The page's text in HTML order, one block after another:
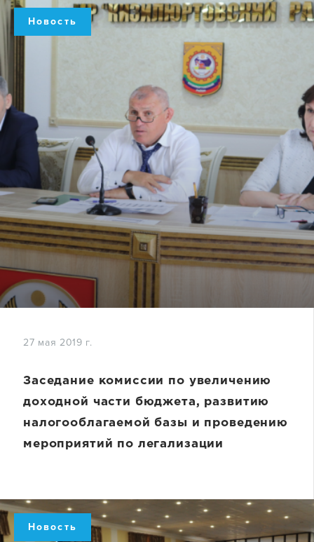
Новость
27 мая 2019 г.
Заседание комиссии по увеличению
доходной части бюджета, развитию
налогооблагаемой базы и проведению
мероприятий по легализации
Новость